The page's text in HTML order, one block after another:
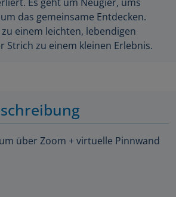
das gemeinsame Entdecken.
einem leichten, lebendigen
Strich zu einem kleinen Erlebnis.
über Zoom + virtuelle Pinnwand